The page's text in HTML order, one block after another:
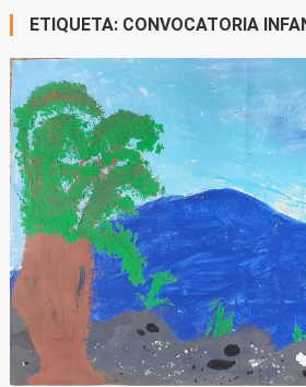
ETIQUETA: CONVOCATORIA